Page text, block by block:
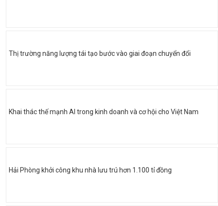
Thị trường năng lượng tái tạo bước vào giai đoạn chuyển đổi
Khai thác thế mạnh AI trong kinh doanh và cơ hội cho Việt Nam
Hải Phòng khởi công khu nhà lưu trú hơn 1.100 tỉ đồng